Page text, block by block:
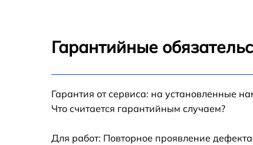
Замена кнопки включения Samsung
H100P
H100P
Гарантийные
Гарантия от сервиса: на установленные
Что считается гарантийным случаем?
Для работ: Повторное проявление